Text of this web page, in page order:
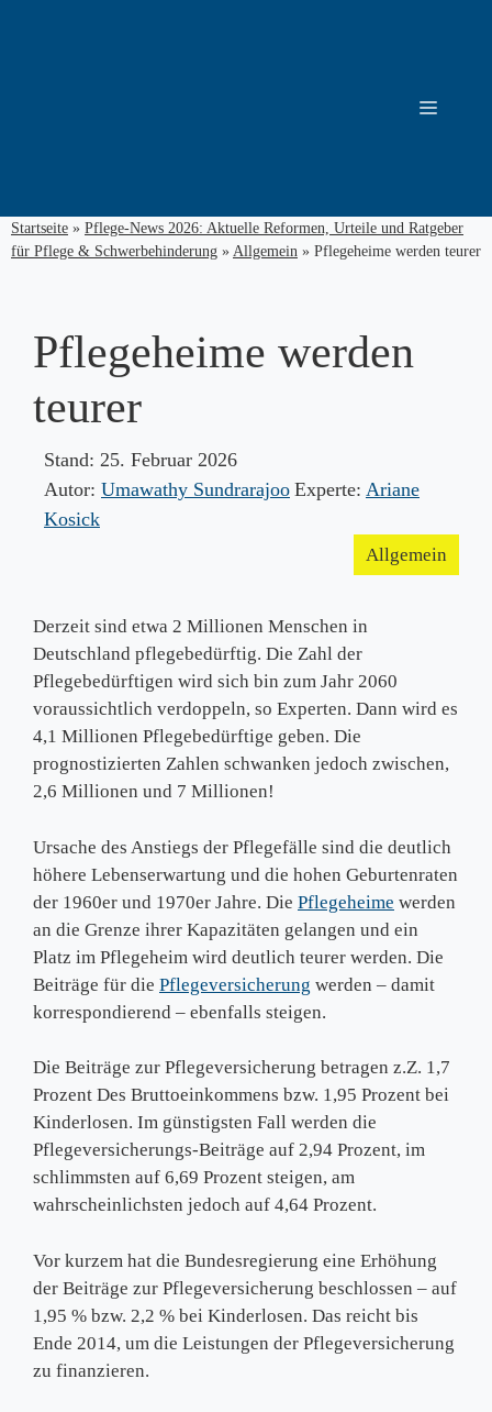
Menü
Startseite » Pflege-News 2026: Aktuelle Reformen, Urteile und Ratgeber
für Pflege & Schwerbehinderung » Allgemein » Pflegeheime werden teurer
Pflegeheime werden
teurer
Stand: 25. Februar 2026
Autor: Umawathy Sundrarajoo Experte: Ariane
Kosick
Allgemein
Derzeit sind etwa 2 Millionen Menschen in
Deutschland pflegebedürftig. Die Zahl der
Pflegebedürftigen wird sich bin zum Jahr 2060
voraussichtlich verdoppeln, so Experten. Dann wird es
4,1 Millionen Pflegebedürftige geben. Die
prognostizierten Zahlen schwanken jedoch zwischen,
2,6 Millionen und 7 Millionen!
Ursache des Anstiegs der Pflegefälle sind die deutlich
höhere Lebenserwartung und die hohen Geburtenraten
der 1960er und 1970er Jahre. Die Pflegeheime werden
an die Grenze ihrer Kapazitäten gelangen und ein
Platz im Pflegeheim wird deutlich teurer werden. Die
Beiträge für die Pflegeversicherung werden – damit
korrespondierend – ebenfalls steigen.
Die Beiträge zur Pflegeversicherung betragen z.Z. 1,7
Prozent Des Bruttoeinkommens bzw. 1,95 Prozent bei
Kinderlosen. Im günstigsten Fall werden die
Pflegeversicherungs-Beiträge auf 2,94 Prozent, im
schlimmsten auf 6,69 Prozent steigen, am
wahrscheinlichsten jedoch auf 4,64 Prozent.
Vor kurzem hat die Bundesregierung eine Erhöhung
der Beiträge zur Pflegeversicherung beschlossen – auf
1,95 % bzw. 2,2 % bei Kinderlosen. Das reicht bis
Ende 2014, um die Leistungen der Pflegeversicherung
zu finanzieren.